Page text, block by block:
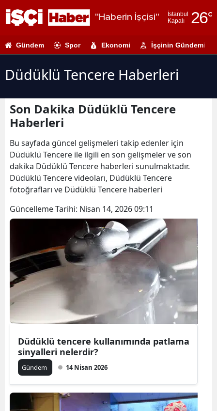
"Haberin İşçisi"
İstanbul
Kapalı
26°
Adıyaman
Antalya
Artvin
Bilecik
Bingöl
Bitlis
Burdur
Bursa
Çanakkale
Çorum
Denizli
Gündem Spor Ekonomi İşçinin Gündemi
Düdüklü Tencere Haberleri
Son Dakika Düdüklü Tencere
Haberleri
Bu sayfada güncel gelişmeleri takip edenler için
Düdüklü Tencere ile ilgili en son gelişmeler ve son
dakika Düdüklü Tencere haberleri sunulmaktadır.
Düdüklü Tencere videoları, Düdüklü Tencere
fotoğrafları ve Düdüklü Tencere haberleri
Güncelleme Tarihi: Nisan 14, 2026 09:11
Düdüklü tencere kullanımında patlama
sinyalleri nelerdir?
Gündem 14 Nisan 2026